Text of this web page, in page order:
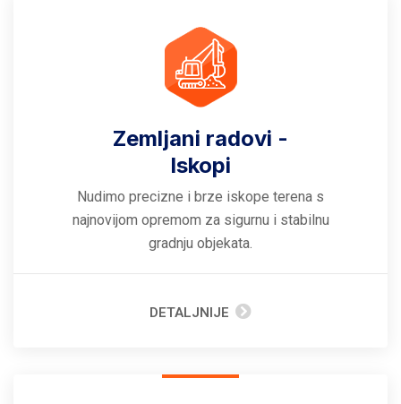
Zemljani radovi -
Iskopi
Nudimo precizne i brze iskope terena s
najnovijom opremom za sigurnu i stabilnu
gradnju objekata.
DETALJNIJE